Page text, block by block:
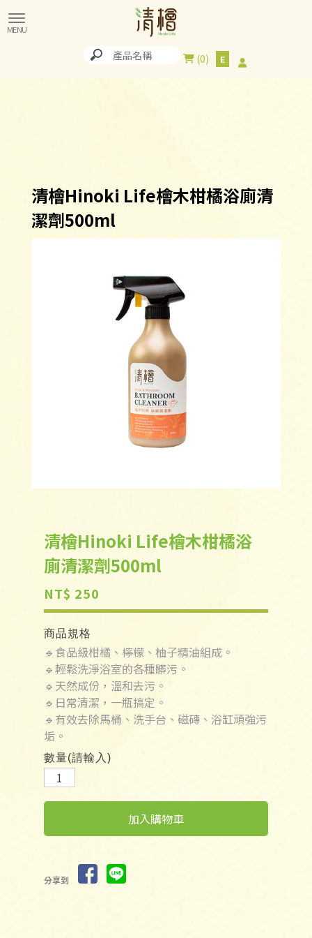
0
清檜Hinoki Life檜木柑橘浴廁清
潔劑500ml
清檜Hinoki Life檜木柑橘浴
廁清潔劑500ml
NT$ 250
商品規格
🔹食品級柑橘、檸檬、柚子精油組成。
🔹輕鬆洗淨浴室的各種髒污。
🔹天然成份，溫和去污。
🔹日常清潔，一瓶搞定。
🔹有效去除馬桶、洗手台、磁磚、浴缸頑強污
垢。
數量(請輸入)
加入購物車
分享到